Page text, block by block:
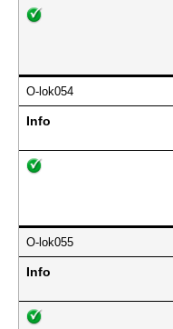
O-lok054
Info
O-lok055
Info